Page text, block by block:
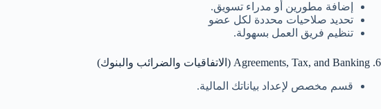
إضافة مطورين أو مدراء تسويق.
تحديد صلاحيات محددة لكل عضو
تنظيم فريق العمل بسهولة.
6. Agreements, Tax, and Banking (الاتفاقيات والضرائب والبنوك)
قسم مخصص لإعداد بياناتك المالية.